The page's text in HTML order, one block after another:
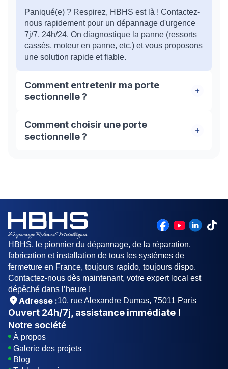
Paniqué(e) ? Respirez, HBHS est là ! Contactez-
nous rapidement pour un dépannage d'urgence
7j/7, 24h/24. On diagnostique la panne (ressorts
cassés, moteur en panne, etc.) et vous proposons
une solution rapide et fiable.
Comment entretenir ma porte
sectionnelle ?
HBHS ne répare pas que les pannes ! Optez pour
notre contrat d'entretien annuel : lubrification,
Comment choisir une porte
sectionnelle ?
accompagne dans le choix de votre porte
sectionnelle et vous propose une installation
professionnelle.
HBHS, le pionnier du dépannage, de la réparation,
fabrication et installation de tous les systèmes de
fermeture en France, toujours rapido, toujours dispo.
Contactez-nous dès maintenant, votre expert local est
dépêché dans l’heure !
Adresse :10, rue Alexandre Dumas, 75011 Paris
Ouvert 24h/7j , assistance immédiate !
Notre société
À propos
Galerie des projets
Blog